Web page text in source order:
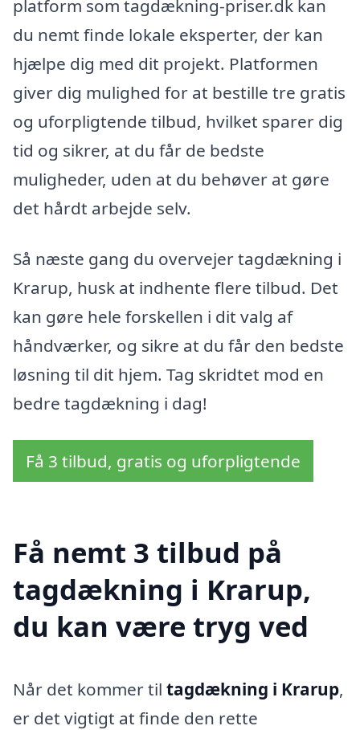
platform som tagdækning-priser.dk kan
du nemt finde lokale eksperter, der kan
hjælpe dig med dit projekt. Platformen
giver dig mulighed for at bestille tre gratis
og uforpligtende tilbud, hvilket sparer dig
tid og sikrer, at du får de bedste
muligheder, uden at du behøver at gøre
det hårdt arbejde selv.
Så næste gang du overvejer tagdækning i
Krarup, husk at indhente flere tilbud. Det
kan gøre hele forskellen i dit valg af
håndværker, og sikre at du får den bedste
løsning til dit hjem. Tag skridtet mod en
bedre tagdækning i dag!
Få 3 tilbud, gratis og uforpligtende
Få nemt 3 tilbud på
tagdækning i Krarup,
du kan være tryg ved
Når det kommer til tagdækning i Krarup,
er det vigtigt at finde den rette